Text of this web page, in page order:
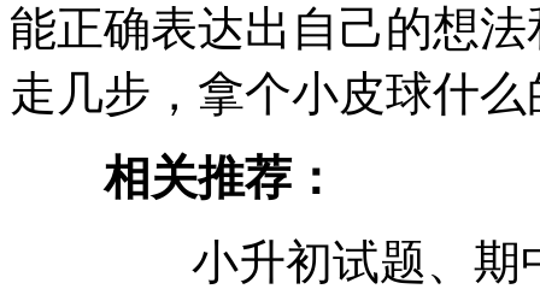
能正确表达出自己的想
走几步，拿个小皮球什么
相关推荐：
小升初试题、期